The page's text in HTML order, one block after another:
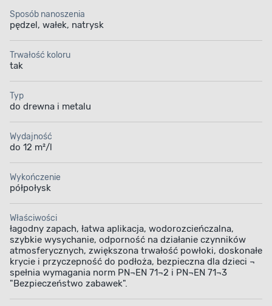
Sposób nanoszenia
pędzel, wałek, natrysk
Trwałość koloru
tak
Typ
do drewna i metalu
Wydajność
do 12 m²/l
Wykończenie
półpołysk
Właściwości
łagodny zapach, łatwa aplikacja, wodorozcieńczalna,
szybkie wysychanie, odporność na działanie czynników
atmosferycznych, zwiększona trwałość powłoki, doskonałe
krycie i przyczepność do podłoża, bezpieczna dla dzieci ¬
spełnia wymagania norm PN¬EN 71¬2 i PN¬EN 71¬3
"Bezpieczeństwo zabawek".